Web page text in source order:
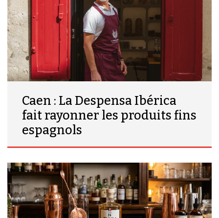
Caen : La Despensa Ibérica
fait rayonner les produits fins
espagnols